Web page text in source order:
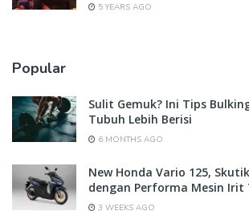
5 YEARS AGO
Popular
Sulit Gemuk? Ini Tips
Tubuh Lebih Berisi
6 MONTHS AGO
New Honda Vario 125,
dengan Performa Mesin
3 WEEKS AGO